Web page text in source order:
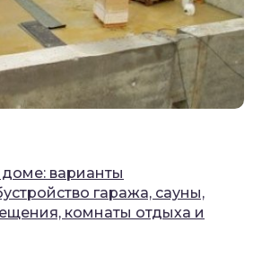
варианты
гаража, сауны,
комнаты отдыха и